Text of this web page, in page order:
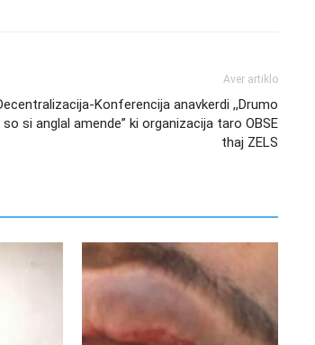
Aver artiklo
Konferencija anavkerdi ,,Drumo
so si anglal amende” ki organizacija taro OBSE
thaj ZELS